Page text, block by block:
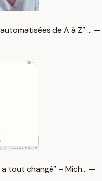
de A à Z” … —
a tout changé” – Mich… —